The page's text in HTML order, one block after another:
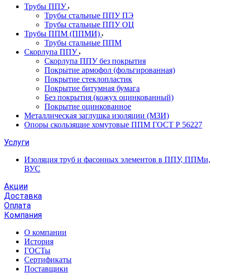
Трубы ППУ
Трубы стальные ППУ ПЭ
Трубы стальные ППУ ОЦ
Трубы ППМ (ППМИ)
Трубы стальные ППМ
Скорлупа ППУ
Скорлупа ППУ без покрытия
Покрытие армофол (фольгированная)
Покрытие стеклопластик
Покрытие битумная бумага
Без покрытия (кожух оцинкованный)
Покрытие оцинкованное
Металлическая заглушка изоляции (МЗИ)
Опоры скользящие хомутовые ППМ ГОСТ Р 56227
Услуги
Изоляция труб и фасонных элементов в ППУ, ППМи,
ВУС
Акции
Доставка
Оплата
Компания
О компании
История
ГОСТы
Сертификаты
Поставщики